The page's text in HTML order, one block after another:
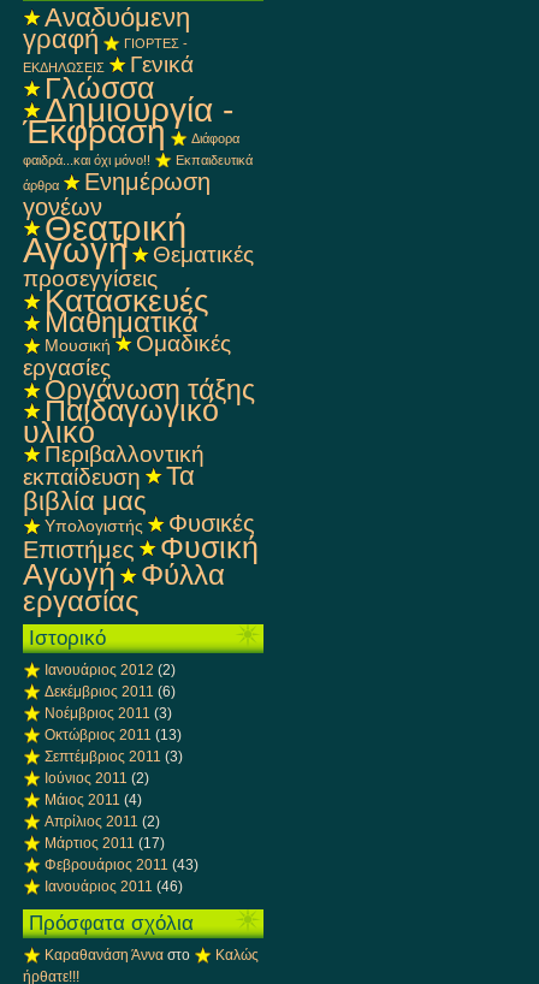
Αναδυόμενη
γραφή
ΓΙΟΡΤΕΣ -
ΕΚΔΗΛΩΣΕΙΣ
Γενικά
Γλώσσα
Δημιουργία -
Έκφραση
Διάφορα
φαιδρά...και όχι μόνο!!
Εκπαιδευτικά
άρθρα
Ενημέρωση
γονέων
Θεατρική
Αγωγή
Θεματικές
προσεγγίσεις
Κατασκευές
Μαθηματικά
Μουσική
Ομαδικές
εργασίες
Οργάνωση τάξης
Παιδαγωγικό
υλικό
Περιβαλλοντική
εκπαίδευση
Τα
βιβλία μας
Υπολογιστής
Φυσικές
Επιστήμες
Φυσική
Αγωγή
Φύλλα
εργασίας
Ιστορικό
Ιανουάριος 2012 (2)
Δεκέμβριος 2011 (6)
Νοέμβριος 2011 (3)
Οκτώβριος 2011 (13)
Σεπτέμβριος 2011 (3)
Ιούνιος 2011 (2)
Μάιος 2011 (4)
Απρίλιος 2011 (2)
Μάρτιος 2011 (17)
Φεβρουάριος 2011 (43)
Ιανουάριος 2011 (46)
Πρόσφατα σχόλια
Καραθανάση Άννα στο
Καλώς
ήρθατε!!!